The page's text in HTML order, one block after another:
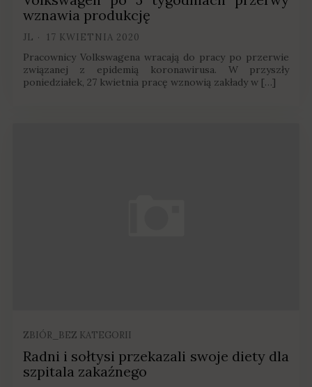
wznawia produkcję
JL 17 KWIETNIA 2020
Pracownicy Volkswagena wracają do pracy po przerwie
związanej z epidemią koronawirusa. W przyszły
poniedziałek, 27 kwietnia pracę wznowią zakłady w […]
ZBIÓR_BEZ KATEGORII
Radni i sołtysi przekazali swoje diety dla
szpitala zakaźnego